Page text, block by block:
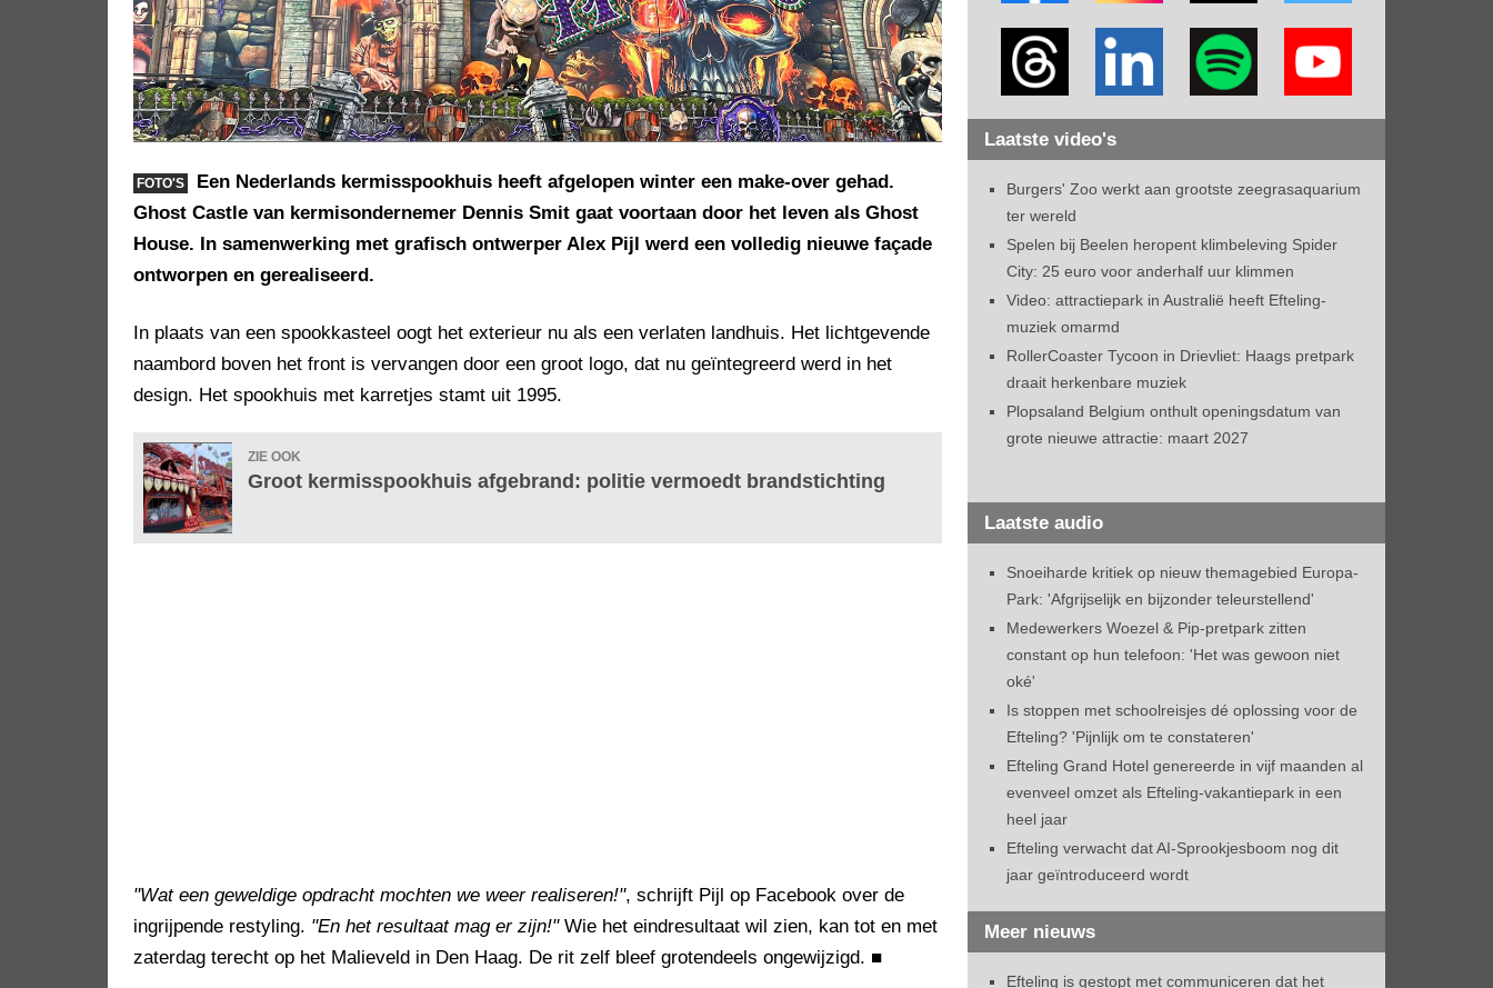
FOTO'S
Een Nederlands kermisspookhuis heeft afgelopen winter een make-over gehad.
Ghost Castle van kermisondernemer Dennis Smit gaat voortaan door het leven als Ghost
House. In samenwerking met grafisch ontwerper Alex Pijl werd een volledig nieuwe façade
ontworpen en gerealiseerd.
In plaats van een spookkasteel oogt het exterieur nu als een verlaten landhuis. Het lichtgevende
naambord boven het front is vervangen door een groot logo, dat nu geïntegreerd werd in het
design. Het spookhuis met karretjes stamt uit 1995.
ZIE OOK
Groot kermisspookhuis afgebrand: politie vermoedt brandstichting
"Wat een geweldige opdracht mochten we weer realiseren!", schrijft Pijl op Facebook over de
ingrijpende restyling. "En het resultaat mag er zijn!"Wie het eindresultaat wil zien, kan tot en met
zaterdag terecht op het Malieveld in Den Haag. De rit zelf bleef grotendeels ongewijzigd. ■
Laatste video's
Burgers' Zoo werkt aan grootste zeegrasaquarium
ter wereld
Spelen bij Beelen heropent klimbeleving Spider
City: 25 euro voor anderhalf uur klimmen
Video: attractiepark in Australië heeft Efteling-
muziek omarmd
RollerCoaster Tycoon in Drievliet: Haags pretpark
draait herkenbare muziek
Plopsaland Belgium onthult openingsdatum van
grote nieuwe attractie: maart 2027
Laatste audio
Snoeiharde kritiek op nieuw themagebied Europa-
Park: 'Afgrijselijk en bijzonder teleurstellend'
Medewerkers Woezel & Pip-pretpark zitten
constant op hun telefoon: 'Het was gewoon niet
oké'
Is stoppen met schoolreisjes dé oplossing voor de
Efteling? 'Pijnlijk om te constateren'
Efteling Grand Hotel genereerde in vijf maanden al
evenveel omzet als Efteling-vakantiepark in een
heel jaar
Efteling verwacht dat AI-Sprookjesboom nog dit
jaar geïntroduceerd wordt
Meer nieuws
Efteling is gestopt met communiceren dat het